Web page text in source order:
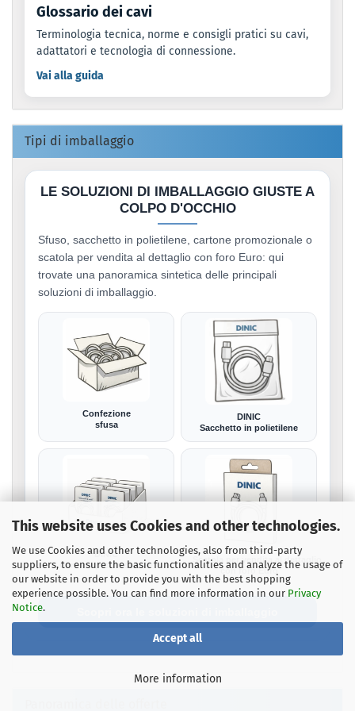
This website uses Cookies and other technologies.
We use Cookies and other technologies, also from third-party
suppliers, to ensure the basic functionalities and analyze the usage of
our website in order to provide you with the best shopping
experience possible. You can find more information in our Privacy
Notice.
Accept all
More information
Glossario dei cavi
Terminologia tecnica, norme e consigli pratici su cavi,
adattatori e tecnologia di connessione.
Vai alla guida
Tipi di imballaggio
LE SOLUZIONI DI IMBALLAGGIO GIUSTE A
COLPO D'OCCHIO
Sfuso, sacchetto in polietilene, cartone promozionale o
scatola per vendita al dettaglio con foro Euro: qui
trovate una panoramica sintetica delle principali
soluzioni di imballaggio.
Confezione
sfusa
DINIC
Sacchetto in polietilene
DINIC
Cartone promozionale
Scatola per vendita al dettaglio
con foro Euro